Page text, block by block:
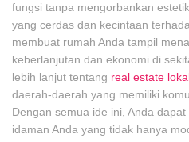
fungsi tanpa mengorbankan
yang cerdas dan kecintaan
membuat rumah Anda tampil
keberlanjutan dan ekonomi di
lebih lanjut tentang real estate
daerah-daerah yang memiliki
Dengan semua ide ini, Anda
idaman Anda yang tidak hanya